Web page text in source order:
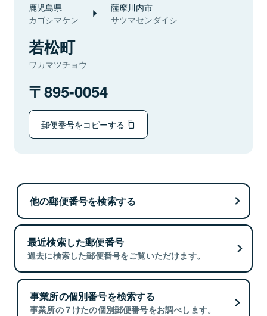
鹿児島県
カゴシマケン
薩摩川内市
サツマセンダイシ
若松町
ワカマツチョウ
895-0054
郵便番号をコピーする
他の郵便番号を検索する
最近検索した郵便番号
過去に検索した郵便番号をご覧いただけます。
事業所の個別番号を検索する
事業所の７けたの個別郵便番号をお調べします。